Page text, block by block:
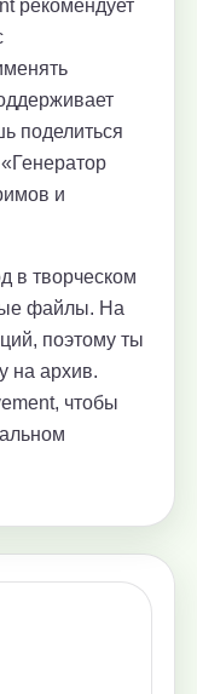
рекомендует
поделиться
и
в творческом
файлы. На
поэтому ты
на архив.
чтобы